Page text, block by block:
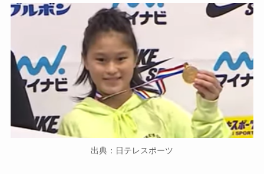
出典：日テレスポーツ